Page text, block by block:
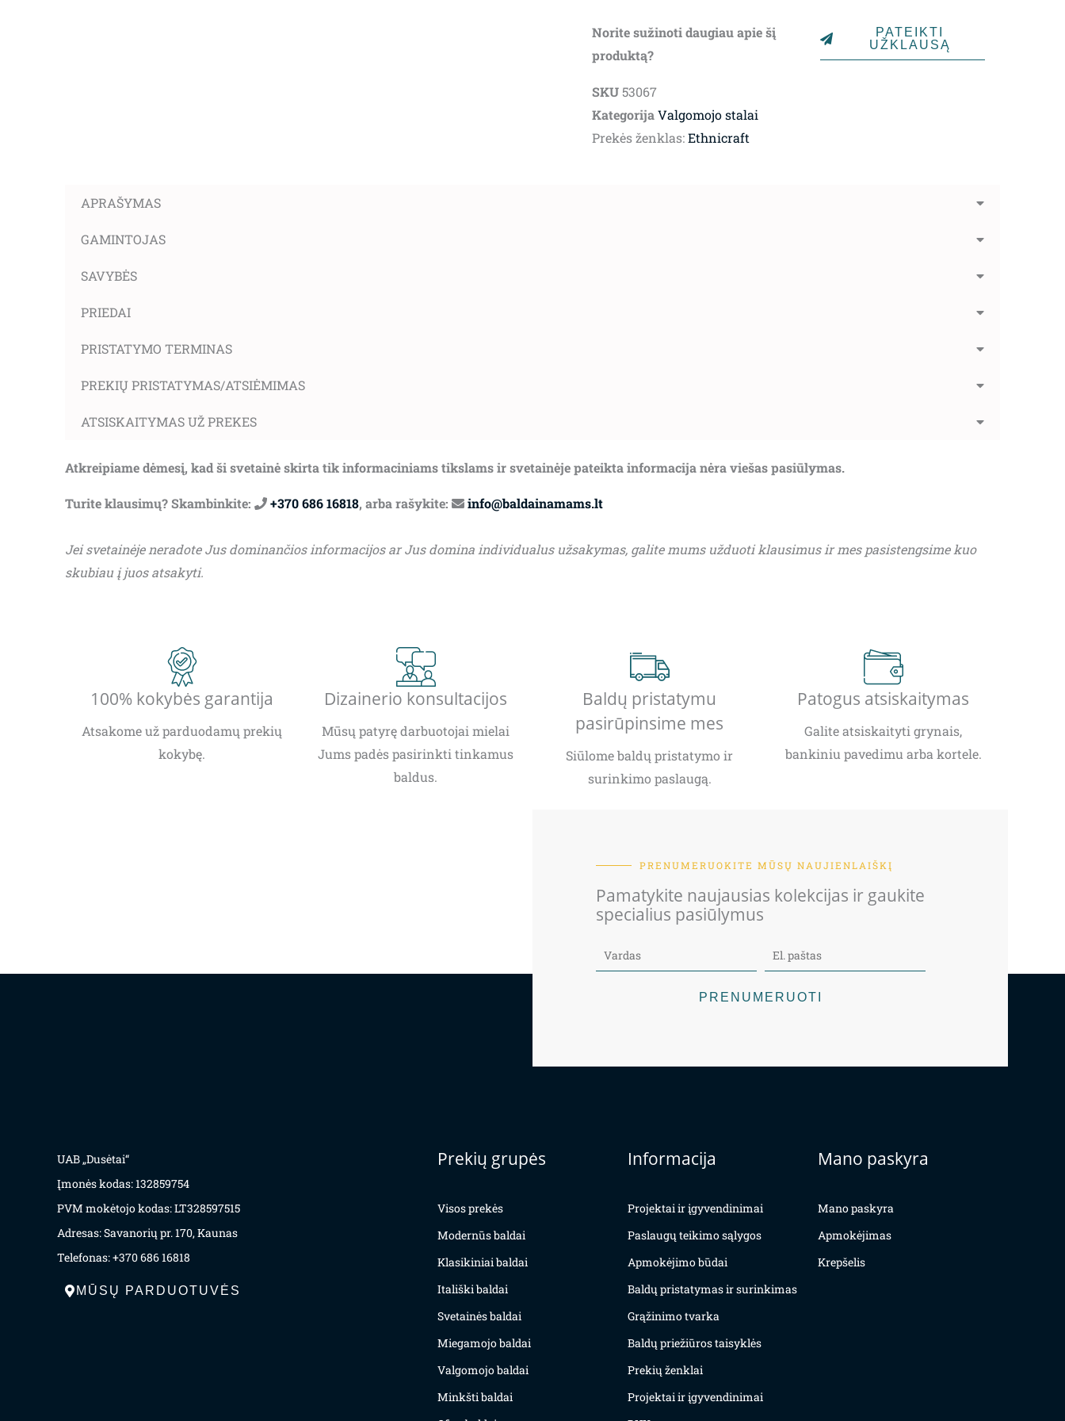
Norite sužinoti daugiau apie šį
produktą?
PATEIKTI
UŽKLAUSĄ
SKU53067
Kategorija Valgomojo stalai
Prekės ženklas:Ethnicraft
APRAŠYMAS
GAMINTOJAS
SAVYBĖS
PRIEDAI
PRISTATYMO TERMINAS
PREKIŲ PRISTATYMAS/ATSIĖMIMAS
ATSISKAITYMAS UŽ PREKES
Atkreipiame dėmesį, kad ši svetainė skirta tik informaciniams tikslams ir svetainėje pateikta informacija nėra viešas pasiūlymas.
Turite klausimų? Skambinkite: +370 686 16818, arba rašykite: info@baldainamams.lt
Jei svetainėje neradote Jus dominančios informacijos ar Jus domina individualus užsakymas, galite mums užduoti klausimus ir mes pasistengsime kuo
skubiau į juos atsakyti.
100% kokybės garantija
Atsakome už parduodamų prekių
kokybę.
Dizainerio konsultacijos
Mūsų patyrę darbuotojai mielai
Jums padės pasirinkti tinkamus
baldus.
Baldų pristatymu
pasirūpinsime mes
Siūlome baldų pristatymo ir
surinkimo paslaugą.
Patogus atsiskaitymas
Galite atsiskaityti grynais,
bankiniu pavedimu arba kortele.
PRENUMERUOKITE MŪSŲ NAUJIENLAIŠKĮ
Pamatykite naujausias kolekcijas ir gaukite
specialius pasiūlymus
PRENUMERUOTI
UAB „Dusėtai“
Įmonės kodas: 132859754
PVM mokėtojo kodas: LT328597515
Adresas: Savanorių pr. 170, Kaunas
Telefonas: +370 686 16818
MŪSŲ PARDUOTUVĖS
Prekių grupės
Visos prekės
Modernūs baldai
Klasikiniai baldai
Itališki baldai
Svetainės baldai
Miegamojo baldai
Valgomojo baldai
Minkšti baldai
Informacija
Projektai ir įgyvendinimai
Paslaugų teikimo sąlygos
Apmokėjimo būdai
Baldų pristatymas ir surinkimas
Grąžinimo tvarka
Baldų priežiūros taisyklės
Prekių ženklai
Projektai ir įgyvendinimai
Mano paskyra
Mano paskyra
Apmokėjimas
Krepšelis